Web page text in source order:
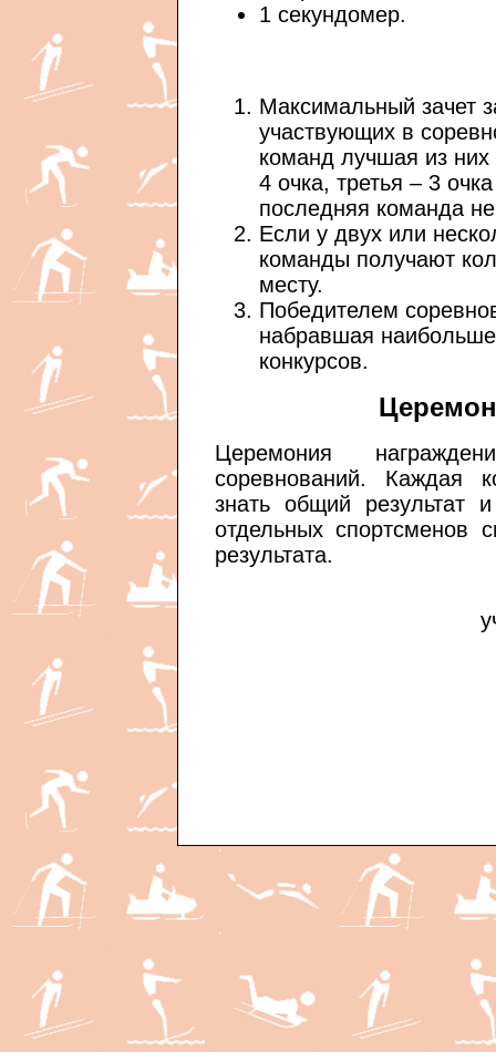
1 секундомер.
Максимальный зачет
участвующих в
команд лучшая из них
4 очка, третья – 3
послед­няя команда
Если у двух или
команды получают
месту.
Победителем
набравшая
конкурсов.
Церемония
соревнований. Каждая
знать общий результат
отдельных спортсменов
результата.